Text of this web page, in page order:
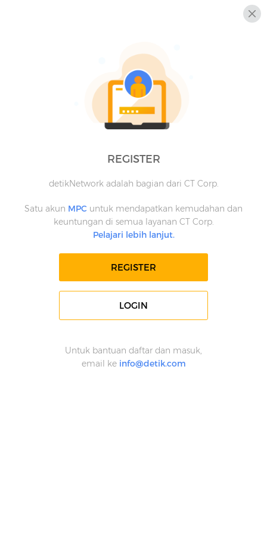
REGISTER
detikNetwork adalah bagian dari CT Corp.
Satu akun MPC untuk mendapatkan kemudahan dan
keuntungan di semua layanan CT Corp.
Pelajari lebih lanjut.
REGISTER
LOGIN
Untuk bantuan daftar dan masuk,
email ke info@detik.com